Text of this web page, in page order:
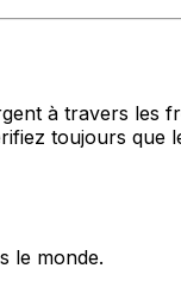
à travers les
toujours que
le monde.